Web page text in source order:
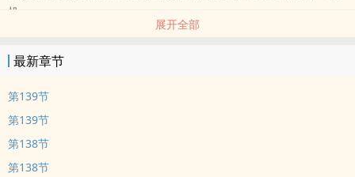
机
展开全部
最新章节
第139节
第139节
第138节
第138节